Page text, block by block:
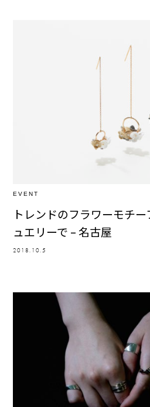
EVENT
トレンドのフラワーモチ
ュエリーで – 名古屋
2018.10.5